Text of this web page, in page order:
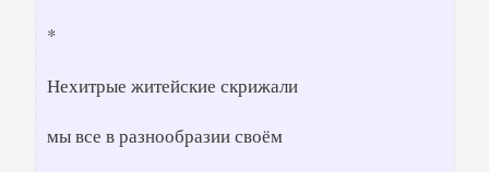
*
Нехитрые житейские скрижали
мы все в разнообразии своём